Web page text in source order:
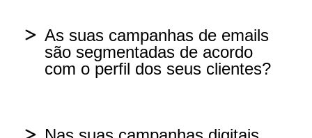
Não
Não
As suas campanhas de emails
são segmentadas de acordo
com o perfil dos seus clientes?